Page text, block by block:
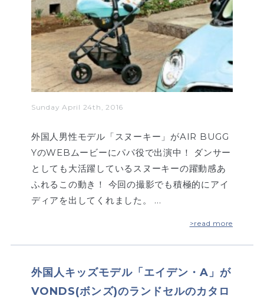
Sunday April 24th, 2016
外国人男性モデル「スヌーキー」がAIR BUGG
YのWEBムービーにパパ役で出演中！ ダンサー
としても大活躍しているスヌーキーの躍動感あ
ふれるこの動き！ 今回の撮影でも積極的にアイ
ディアを出してくれました。 …
>read more
外国人キッズモデル「エイデン・A」が
VONDS(ボンズ)のランドセルのカタロ